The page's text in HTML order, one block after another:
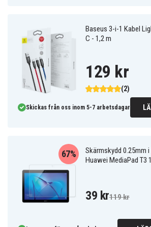
Baseus 3-i-1 Kabel
C - 1,2 m
(2)
129 kr
Skickas från oss inom 5-7 arbetsdagar
Skärmskydd 0.25mm
Huawei MediaPad T3
67%
39 kr119 kr